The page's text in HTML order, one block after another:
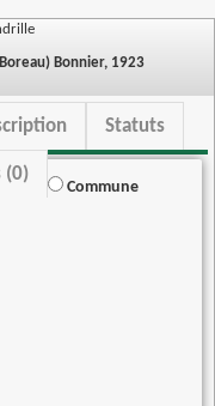
Bonnier, 1923
Statuts
(0)
Commune